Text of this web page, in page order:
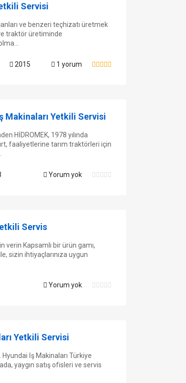
Servisi
ve benzeri teçhizatı üretmek
traktör üretiminde
2015 1 yorum
Makinaları Yetkili Servisi
HİDROMEK, 1978 yılında
faaliyetlerine tarım traktörleri için
Yorum yok
Servis
verin Kapsamlı bir ürün gamı,
sizin ihtiyaçlarınıza uygun
Yorum yok
Yetkili Servisi
Hyundai İş Makinaları Türkiye
yaygın satış ofisleri ve servis